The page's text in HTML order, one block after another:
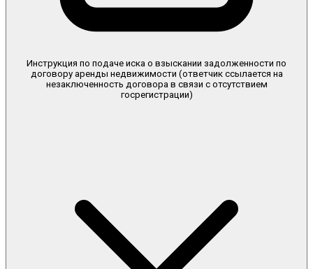
Инструкция по подаче иска о взыскании задолженности по
договору аренды недвижимости (ответчик ссылается на
незаключенность договора в связи с отсутствием
госрегистрации)